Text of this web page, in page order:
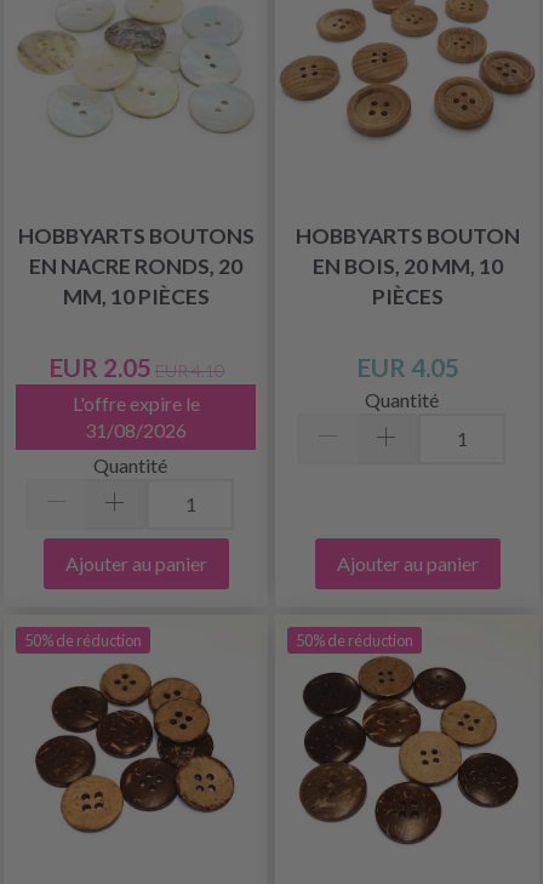
HOBBYARTS BOUTONS
EN NACRE RONDS, 20
MM, 10 PIÈCES
EUR 2.05 EUR 4.10
L'offre expire le
31/08/2026
Quantité
Ajouter au panier
HOBBYARTS BOUTON
EN BOIS, 20 MM, 10
PIÈCES
EUR 4.05
Quantité
Ajouter au panier
50% de réduction 50% de réduction